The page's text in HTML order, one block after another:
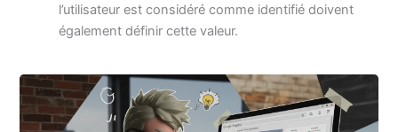
l’utilisateur est considéré comme identifié doivent
également définir cette valeur.